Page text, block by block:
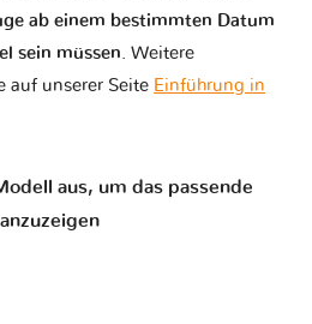
Yamaha Zaz
ab einem bestimmten Datum
sein müssen. Weitere
auf unserer Seite Einführung in
aus, um das passende